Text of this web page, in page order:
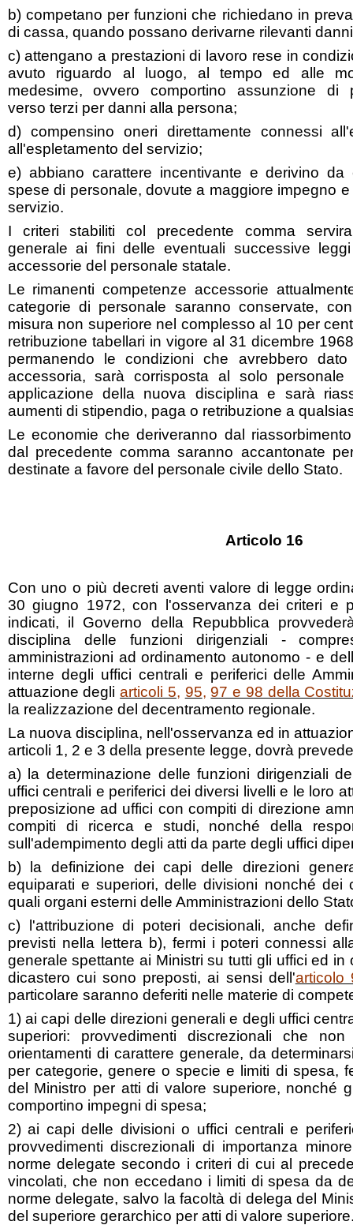
b) competano per funzioni che richiedano in
di cassa, quando possano derivarne rilevanti
c) attengano a prestazioni di lavoro rese in
avuto riguardo al luogo, al tempo ed alle
medesime, ovvero comportino assunzione di
verso terzi per danni alla persona;
d) compensino oneri direttamente connessi
all'espletamento del servizio;
e) abbiano carattere incentivante e derivino da
spese di personale, dovute a maggiore impegno
servizio.
I criteri stabiliti col precedente comma
generale ai fini delle eventuali successive
accessorie del personale statale.
Le rimanenti competenze accessorie
categorie di personale saranno conservate,
misura non superiore nel complesso al 10 per
retribuzione tabellari in vigore al 31 dicembre
permanendo le condizioni che avrebbero
accessoria, sarà corrisposta al solo
applicazione della nuova disciplina e sarà
aumenti di stipendio, paga o retribuzione a
Le economie che deriveranno dal
dal precedente comma saranno accantonate
destinate a favore del personale civile dello Stato.
Articolo 16
Con uno o più decreti aventi valore di legge
30 giugno 1972, con l'osservanza dei criteri e
indicati, il Governo della Repubblica
disciplina delle funzioni dirigenziali -
amministrazioni ad ordinamento autonomo - e
interne degli uffici centrali e periferici delle
attuazione degliarticoli 5, 95, 97 e 98 della
la realizzazione del decentramento regionale.
La nuova disciplina, nell'osservanza ed in
articoli 1, 2 e 3 della presente legge, dovrà
a) la determinazione delle funzioni dirigenziali
uffici centrali e periferici dei diversi livelli e le loro
preposizione ad uffici con compiti di direzione
compiti di ricerca e studi, nonché della
sull'adempimento degli atti da parte degli uffici
b) la definizione dei capi delle direzioni
equiparati e superiori, delle divisioni nonché dei
quali organi esterni delle Amministrazioni dello
c) l'attribuzione di poteri decisionali, anche
previsti nella lettera b), fermi i poteri connessi
generale spettante ai Ministri su tutti gli uffici ed in
dicastero cui sono preposti, ai sensi dell'articolo
particolare saranno deferiti nelle materie di
1) ai capi delle direzioni generali e degli uffici
superiori: provvedimenti discrezionali che
orientamenti di carattere generale, da
per categorie, genere o specie e limiti di spesa,
del Ministro per atti di valore superiore, nonché
comportino impegni di spesa;
2) ai capi delle divisioni o uffici centrali e
provvedimenti discrezionali di importanza
norme delegate secondo i criteri di cui al
vincolati, che non eccedano i limiti di spesa da
norme delegate, salvo la facoltà di delega del
del superiore gerarchico per atti di valore